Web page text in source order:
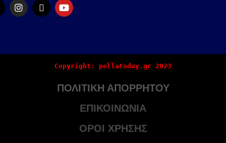
Copyright: pellatoday.gr 2023
ΠΟΛΙΤΙΚΗ ΑΠΟΡΡΗΤΟΥ
ΕΠΙΚΟΙΝΩΝΙΑ
ΟΡΟΙ ΧΡΗΣΗΣ